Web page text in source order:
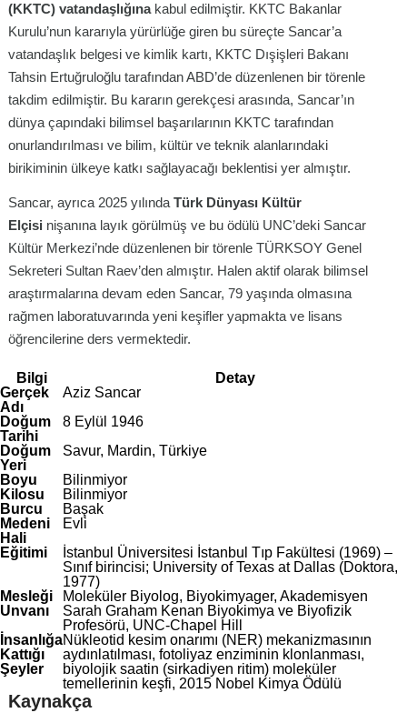
(KKTC) vatandaşlığınakabul edilmiştir. KKTC Bakanlar
Kurulu’nun kararıyla yürürlüğe giren bu süreçte Sancar’a
vatandaşlık belgesi ve kimlik kartı, KKTC Dışişleri Bakanı
Tahsin Ertuğruloğlu tarafından ABD’de düzenlenen bir törenle
takdim edilmiştir. Bu kararın gerekçesi arasında, Sancar’ın
dünya çapındaki bilimsel başarılarının KKTC tarafından
onurlandırılması ve bilim, kültür ve teknik alanlarındaki
birikiminin ülkeye katkı sağlayacağı beklentisi yer almıştır.
Sancar, ayrıca 2025 yılında Türk Dünyası Kültür
Elçisi nişanına layık görülmüş ve bu ödülü UNC’deki Sancar
Kültür Merkezi’nde düzenlenen bir törenle TÜRKSOY Genel
Sekreteri Sultan Raev’den almıştır. Halen aktif olarak bilimsel
araştırmalarına devam eden Sancar, 79 yaşında olmasına
rağmen laboratuvarında yeni keşifler yapmakta ve lisans
öğrencilerine ders vermektedir.
Bilgi
Detay
Gerçek
Adı
Aziz Sancar
Doğum
Tarihi
8 Eylül 1946
Doğum
Yeri
Savur, Mardin, Türkiye
Boyu
Bilinmiyor
Kilosu
Bilinmiyor
Burcu
Başak
Medeni
Hali
Evli
Eğitimi
İstanbul Üniversitesi İstanbul Tıp Fakültesi (1969) –
Sınıf birincisi; University of Texas at Dallas (Doktora,
1977)
Mesleği
Moleküler Biyolog, Biyokimyager, Akademisyen
Unvanı
Sarah Graham Kenan Biyokimya ve Biyofizik
Profesörü, UNC-Chapel Hill
İnsanlığa
Kattığı
Şeyler
Nükleotid kesim onarımı (NER) mekanizmasının
aydınlatılması, fotoliyaz enziminin klonlanması,
biyolojik saatin (sirkadiyen ritim) moleküler
temellerinin keşfi, 2015 Nobel Kimya Ödülü
Kaynakça